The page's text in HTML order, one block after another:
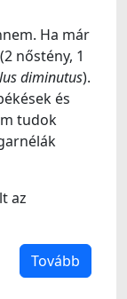
Ha már
nőstény, 1
diminutus).
és
tudok
az
Tovább